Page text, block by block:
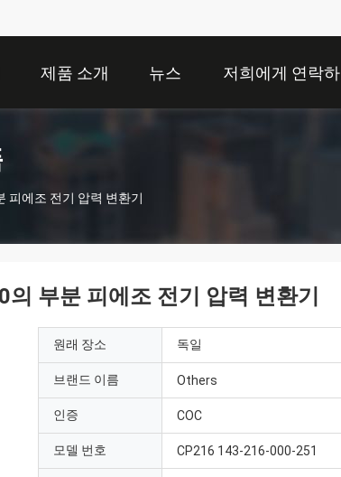
제품 소개 뉴스 저희에게 연락하
피에조 전기 압력 변환기
부분 피에조 전기 압력 변환기
원래 장소 독일
브랜드 이름 Others
인증 COC
모델 번호 CP216 143-216-000-251